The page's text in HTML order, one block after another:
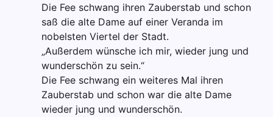
Die Fee schwang ihren Zauberstab und schon
saß die alte Dame auf einer Veranda im
nobelsten Viertel der Stadt.
„Außerdem wünsche ich mir, wieder jung und
wunderschön zu sein.“
Die Fee schwang ein weiteres Mal ihren
Zauberstab und schon war die alte Dame
wieder jung und wunderschön.